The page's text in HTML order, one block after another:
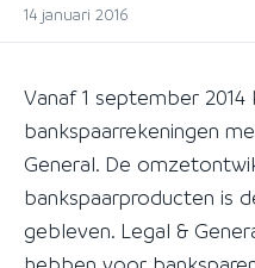
14 januari 2016
Vanaf 1 september
bankspaarrekeningen
General. De
bankspaarproducten is
gebleven. Legal &